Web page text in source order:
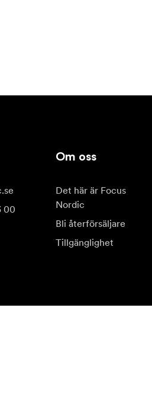
00
Om oss
Det här är Focus
Nordic
Bli återförsäljare
Tillgänglighet